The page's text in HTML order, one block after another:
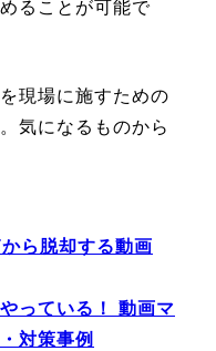
ることが可能で
現場に施すための
気になるものから
ら脱却する動画
っている！ 動画マ
対策事例